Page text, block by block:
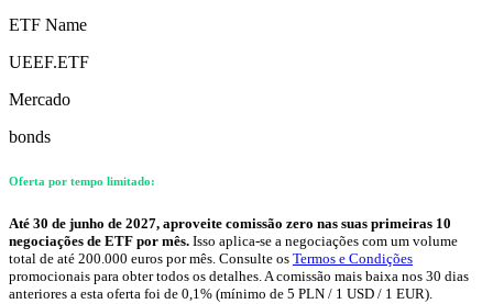
ETF Name
UEEF.ETF
Mercado
bonds
Oferta por tempo limitado:
Até 30 de junho de 2027, aproveite comissão zero nas suas primeiras 10
negociações de ETF por mês. Isso aplica-se a negociações com um volume
total de até 200.000 euros por mês. Consulte os Termos e Condições
promocionais para obter todos os detalhes. A comissão mais baixa nos 30 dias
anteriores a esta oferta foi de 0,1% (mínimo de 5 PLN / 1 USD / 1 EUR).